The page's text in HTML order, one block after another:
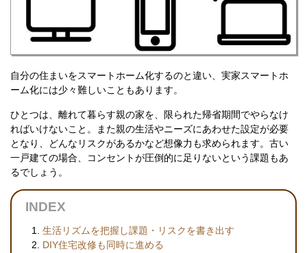
自分の住まいをスマートホーム化するのと違い、実家スマートホ
ーム化には少々難しいこともあります。
ひとつは、離れて暮らす親の家を、限られた帰省期間でやらなけ
ればいけないこと。また親の生活やニーズにあわせた設定が必要
となり、どんなリスクがあるかなど想像力も求められます。古い
一戸建ての場合、コンセントが圧倒的に足りないという課題もあ
るでしょう。
INDEX
生活リズムを把握し課題・リスクを書き出す
DIY住宅改修も同時に進める